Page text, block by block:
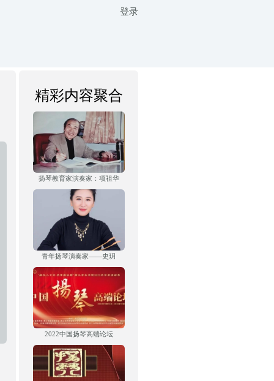
登录
精彩内容聚合
扬琴教育家演奏家：项祖华
青年扬琴演奏家——史玥
2022中国扬琴高端论坛